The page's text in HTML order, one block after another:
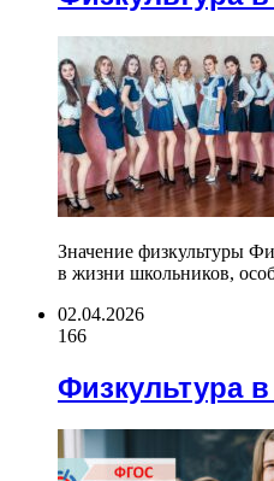
Значение физкультуры
в жизни школьников,
02.04.2026
166
Физкультура в